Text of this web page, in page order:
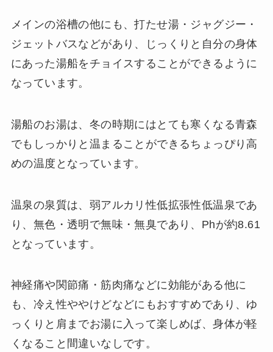
メインの浴槽の他にも、打たせ湯・ジャグジー・
ジェットバスなどがあり、じっくりと自分の身体
にあった湯船をチョイスすることができるように
なっています。
湯船のお湯は、冬の時期にはとても寒くなる青森
でもしっかりと温まることができるちょっぴり高
めの温度となっています。
温泉の泉質は、弱アルカリ性低拡張性低温泉であ
り、無色・透明で無味・無臭であり、Phが約8.61
となっています。
神経痛や関節痛・筋肉痛などに効能がある他に
も、冷え性ややけどなどにもおすすめであり、ゆ
っくりと肩までお湯に入って楽しめば、身体が軽
くなること間違いなしです。